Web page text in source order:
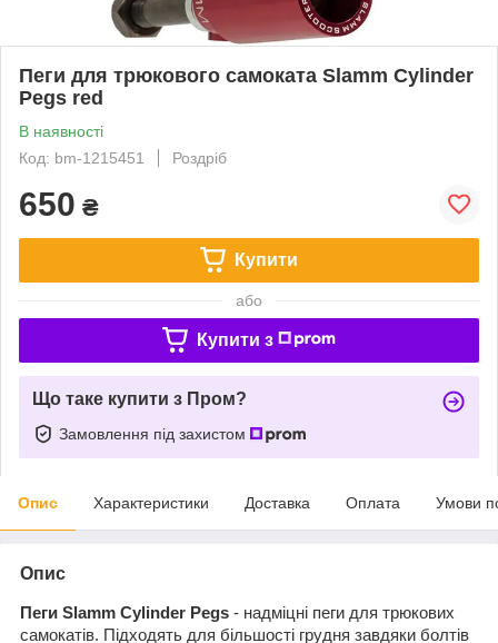
Пеги для трюкового самоката Slamm Cylinder
Pegs red
В наявності
Код: bm-1215451
Роздріб
650 ₴
Купити
або
Купити з
Що таке купити з Пром?
Замовлення під захистом
Опис Характеристики Доставка Оплата Умови
Опис
Пеги Slamm Cylinder Pegs - надміцні пеги для трюкових
самокатів. Підходять для більшості грудня завдяки болтів